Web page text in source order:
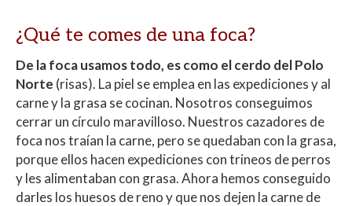
¿Qué te comes de una foca?
De la foca usamos todo, es como el cerdo del Polo
Norte (risas). La piel se emplea en las expediciones y al
carne y la grasa se cocinan. Nosotros conseguimos
cerrar un círculo maravilloso. Nuestros cazadores de
foca nos traían la carne, pero se quedaban con la grasa,
porque ellos hacen expediciones con trineos de perros
y les alimentaban con grasa. Ahora hemos conseguido
darles los huesos de reno y que nos dejen la carne de